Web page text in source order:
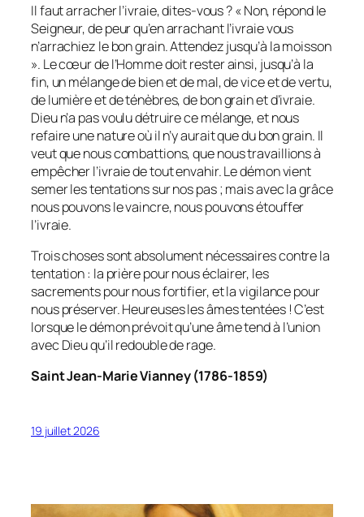
Il faut arracher l’ivraie, dites-vous ? « Non, répond le
Seigneur, de peur qu’en arrachant l’ivraie vous
n’arrachiez le bon grain. Attendez jusqu’à la moisson
». Le cœur de l’Homme doit rester ainsi, jusqu’à la
fin, un mélange de bien et de mal, de vice et de vertu,
de lumière et de ténèbres, de bon grain et d’ivraie.
Dieu n’a pas voulu détruire ce mélange, et nous
refaire une nature où il n’y aurait que du bon grain. Il
veut que nous combattions, que nous travaillions à
empêcher l’ivraie de tout envahir. Le démon vient
semer les tentations sur nos pas ; mais avec la grâce
nous pouvons le vaincre, nous pouvons étouffer
l’ivraie.
Trois choses sont absolument nécessaires contre la
tentation : la prière pour nous éclairer, les
sacrements pour nous fortifier, et la vigilance pour
nous préserver. Heureuses les âmes tentées ! C’est
lorsque le démon prévoit qu’une âme tend à l’union
avec Dieu qu’il redouble de rage.
Saint Jean-Marie Vianney (1786-1859)
19 juillet 2026